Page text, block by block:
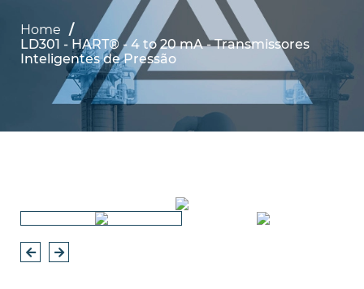
Home
LD301 - HART® - 4 to 20 mA - Transmissores
Inteligentes de Pressão